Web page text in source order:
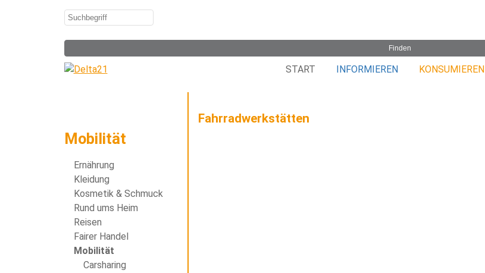
START INFORMIEREN KONSUMIEREN
Mobilität
Ernährung
Kleidung
Kosmetik & Schmuck
Rund ums Heim
Reisen
Fairer Handel
Mobilität
Carsharing
Fahrradwerkstätten